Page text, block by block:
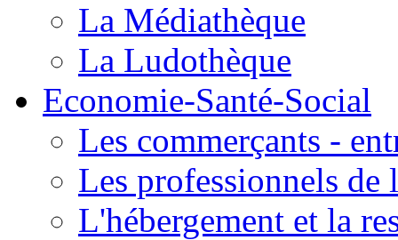
La Médiathèque
La Ludothèque
Economie-Santé-Social
Les commerçants -
Les professionnels de
L'hébergement et la